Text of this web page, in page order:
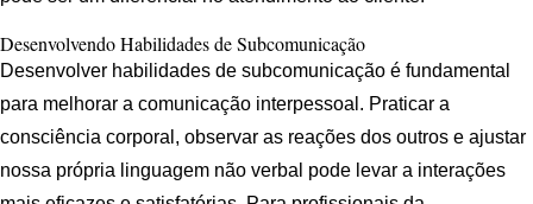
Desenvolvendo Habilidades de Subcomunicação
Desenvolver habilidades de subcomunicação é fundamental
para melhorar a comunicação interpessoal. Praticar a
consciência corporal, observar as reações dos outros e ajustar
nossa própria linguagem não verbal pode levar a interações